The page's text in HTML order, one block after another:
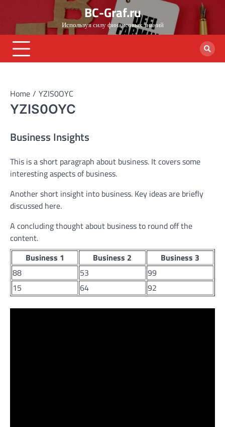
content
BC-Graf.ru
Используя силу финансовых знаний
Home YZIS0OYC
YZIS0OYC
Business Insights
This is a short paragraph about business. It covers some
interesting aspects of business.
Another short insight into business. Key ideas are briefly
discussed here.
A concluding thought about business to round off the
content.
Business 1
Business 2
Business 3
88
53
99
15
64 92